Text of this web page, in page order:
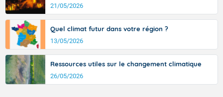
21/05/2026
Quel climat futur dans votre région ?
13/05/2026
Ressources utiles sur le changement climatique
26/05/2026